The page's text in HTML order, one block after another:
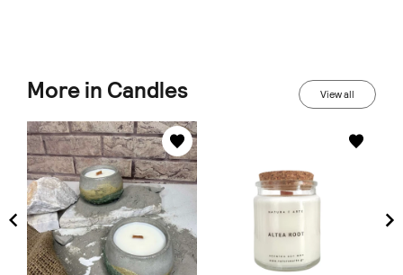
More in Candles View all